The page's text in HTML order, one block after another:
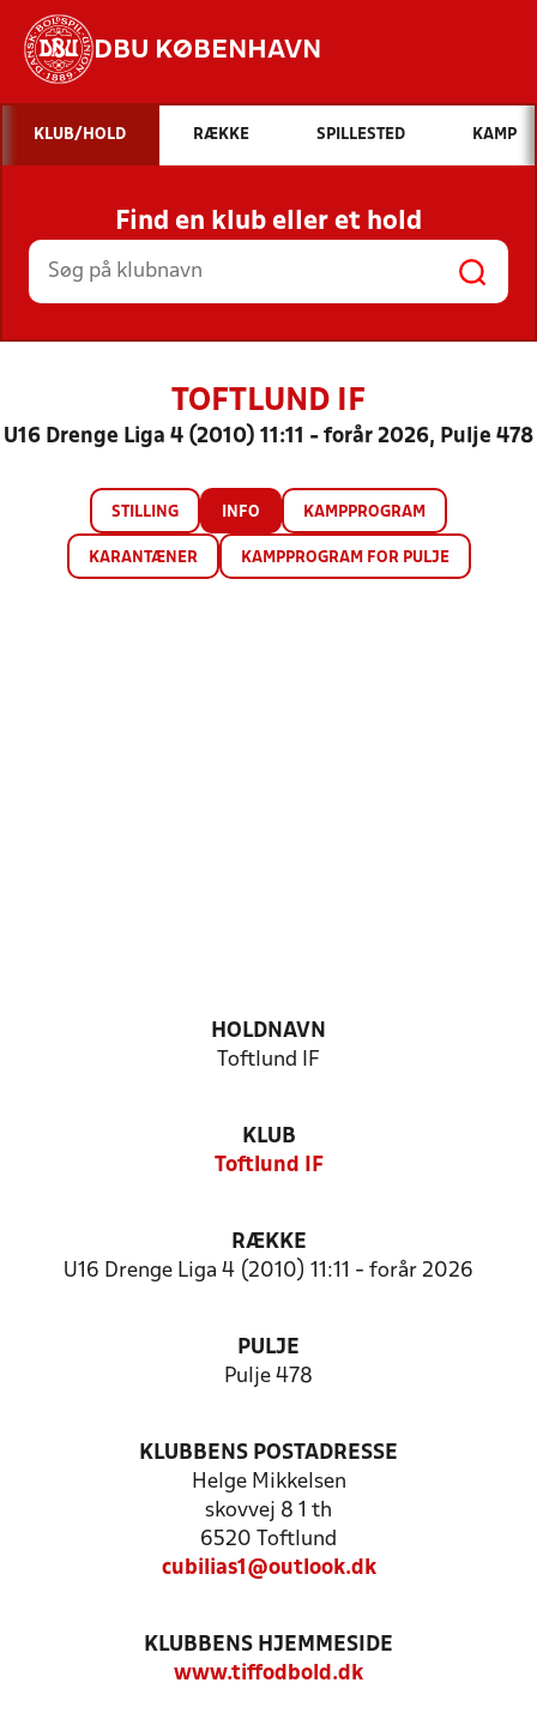
DBU KØBENHAVN
Hvad vil du søge efter?
INDHOLD OG NYHEDER
STILLINGER, RESULTATER, KLUBBER OG
HOLD
KLUB/HOLD RÆKKE SPILLESTED KAMP
Find en klub eller et hold
TOFTLUND IF
U16 Drenge Liga 4 (2010) 11:11 - forår 2026, Pulje 478
STILLING INFO KAMPPROGRAM
KARANTÆNER KAMPPROGRAM FOR PULJE
HOLDNAVN
Toftlund IF
KLUB
Toftlund IF
RÆKKE
U16 Drenge Liga 4 (2010) 11:11 - forår 2026
PULJE
Pulje 478
KLUBBENS POSTADRESSE
Helge Mikkelsen
skovvej 8 1 th
6520 Toftlund
cubilias1@outlook.dk
KLUBBENS HJEMMESIDE
www.tiffodbold.dk